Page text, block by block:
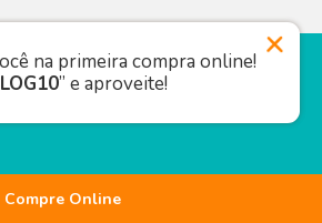
Compre Online
na primeira compra online!
” e aproveite!